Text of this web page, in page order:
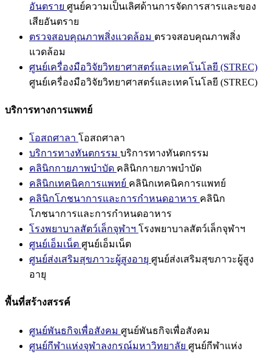
อันตราย ศูนย์ความเป็นเลิศด้านการจัดการสารและของ
เสียอันตราย
ตรวจสอบคุณภาพสิ่งแวดล้อม ตรวจสอบคุณภาพสิ่ง
แวดล้อม
ศูนย์เครื่องมือวิจัยวิทยาศาสตร์และเทคโนโลยี (STREC)
ศูนย์เครื่องมือวิจัยวิทยาศาสตร์และเทคโนโลยี (STREC)
บริการทางการแพทย์
โอสถศาลา โอสถศาลา
บริการทางทันตกรรม บริการทางทันตกรรม
คลินิกกายภาพบำบัด คลินิกกายภาพบำบัด
คลินิกเทคนิคการแพทย์ คลินิกเทคนิคการแพทย์
คลินิกโภชนาการและการกำหนดอาหาร คลินิก
โภชนาการและการกำหนดอาหาร
โรงพยาบาลสัตว์เล็กจุฬาฯ โรงพยาบาลสัตว์เล็กจุฬาฯ
ศูนย์เอ็มเน็ต ศูนย์เอ็มเน็ต
ศูนย์ส่งเสริมสุขภาวะผู้สูงอายุ ศูนย์ส่งเสริมสุขภาวะผู้สูง
อายุ
พื้นที่สร้างสรรค์
ศูนย์พันธกิจเพื่อสังคม ศูนย์พันธกิจเพื่อสังคม
ศูนย์กีฬาแห่งจุฬาลงกรณ์มหาวิทยาลัย ศูนย์กีฬาแห่ง